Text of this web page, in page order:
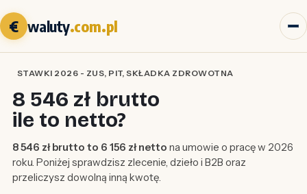
€ waluty.com.pl
STAWKI 2026 - ZUS, PIT, SKŁADKA ZDROWOTNA
8 546 zł brutto
ile to netto?
8 546 zł brutto to 6 156 zł netto na umowie o pracę w 2026
roku. Poniżej sprawdzisz zlecenie, dzieło i B2B oraz
przeliczysz dowolną inną kwotę.